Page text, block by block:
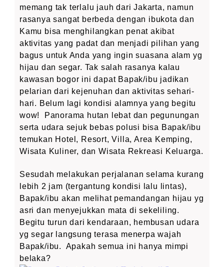
memang tak terlalu jauh dari Jakarta, namun
rasanya sangat berbeda dengan ibukota dan
Kamu bisa menghilangkan penat akibat
aktivitas yang padat dan menjadi pilihan yang
bagus untuk Anda yang ingin suasana alam yg
hijau dan segar. Tak salah rasanya kalau
kawasan bogor ini dapat Bapak/ibu jadikan
pelarian dari kejenuhan dan aktivitas sehari-
hari. Belum lagi kondisi alamnya yang begitu
wow! Panorama hutan lebat dan pegunungan
serta udara sejuk bebas polusi bisa Bapak/ibu
temukan Hotel, Resort, Villa, Area Kemping,
Wisata Kuliner, dan Wisata Rekreasi Keluarga.
Sesudah melakukan perjalanan selama kurang
lebih 2 jam (tergantung kondisi lalu lintas),
Bapak/ibu akan melihat pemandangan hijau yg
asri dan menyejukkan mata di sekeliling.
Begitu turun dari kendaraan, hembusan udara
yg segar langsung terasa menerpa wajah
Bapak/ibu. Apakah semua ini hanya mimpi
belaka?